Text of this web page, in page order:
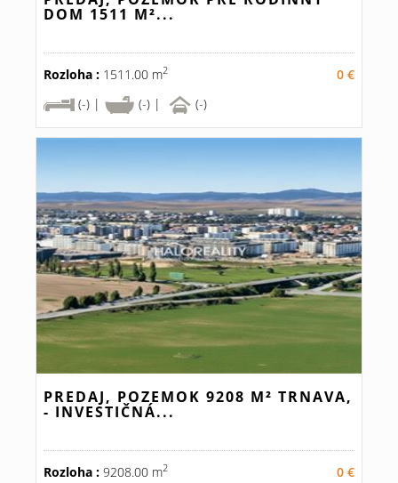
DOM 1511 M²...
Rozloha : 1511.00 m2
0 €
(-) |
(-) | (-)
PREDAJ, POZEMOK 9208 M² TRNAVA,
- INVESTIČNÁ...
Rozloha : 9208.00 m2
0 €